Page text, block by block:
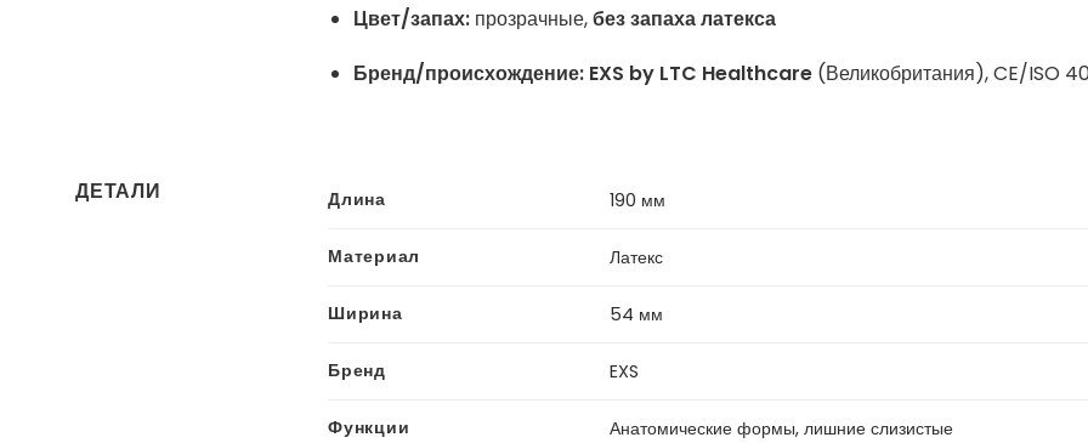
Цвет/запах: прозрачные,без запаха латекса
Бренд/происхождение: EXS by LTC Healthcare (Великобритания), CE/ISO
ДЕТАЛИ Длина 190 мм
Материал Латекс
Ширина 54 мм
Бренд EXS
Функции Анатомические формы, лишние слизистые